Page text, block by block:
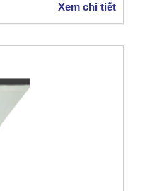
Xem chi tiết